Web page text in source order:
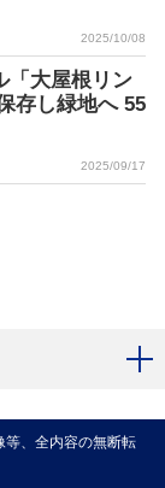
2025/10/08
「大屋根リン
存し緑地へ 55
2025/09/17
、全内容の無断転